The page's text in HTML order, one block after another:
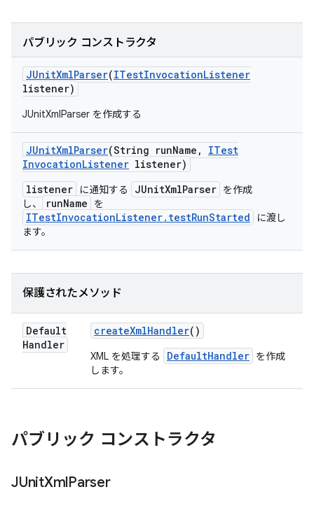
パブリック コンストラクタ
JUnitXmlParser(ITestInvocationListener
listener)
JUnitXmlParser を作成する
JUnitXmlParser(String runName ,
ITest
InvocationListener listener)
listener
に通知する JUnitXmlParser を作成
し、
runName を
ITestInvocationListener.testRunStarted
に渡し
ます。
保護されたメソッド
Default
Handler
createXmlHandler()
XML を処理する DefaultHandler を作成
します。
パブリック コンストラクタ
JUnitXmlParser